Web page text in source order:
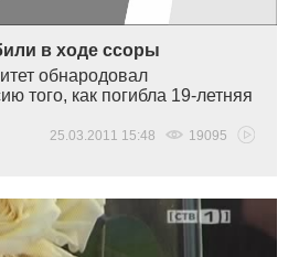
в ходе ссоры
обнародовал
того, как погибла 19-летняя
25.03.2011 15:48 19095